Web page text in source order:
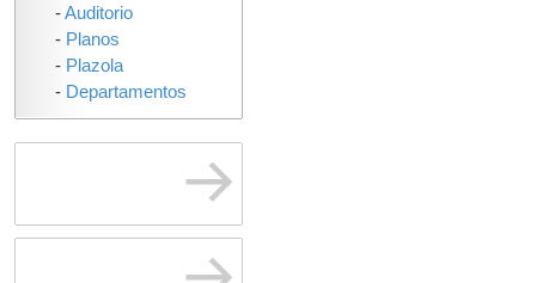
-Auditorio
- Planos
- Plazola
- Departamentos